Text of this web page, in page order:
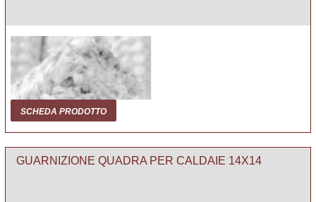
SCHEDA PRODOTTO
GUARNIZIONE QUADRA PER CALDAIE 14X14